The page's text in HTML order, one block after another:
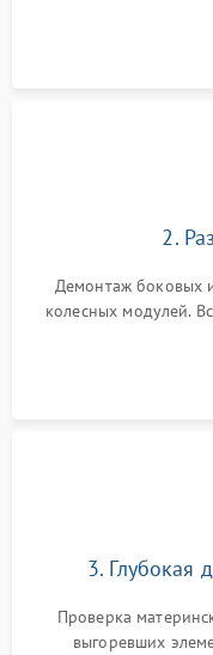
аккумулятора и
Оценка работы
2.
Демонтаж боковых
колесных модулей.
очистка
скопившейся
3. Глубокая
Проверка
выгоревших